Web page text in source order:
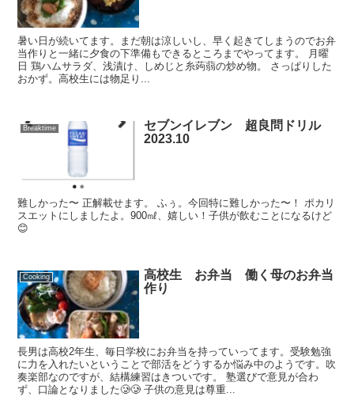
暑い日が続いてます。まだ朝は涼しいし、早く起きてしまうのでお弁
当作りと一緒に夕食の下準備もできるところまでやってます。 月曜
日 鶏ハムサラダ、浅漬け、しめじと糸蒟蒻の炒め物。 さっぱりした
おかず。高校生には物足り...
Breaktime
セブンイレブン 超良問ドリル
2023.10
難しかった〜 正解載せます。 ふぅ。今回特に難しかった〜！ ポカリ
スエットにしましたよ。900㎖、嬉しい！子供が飲むことになるけど
😊
Cooking
高校生 お弁当 働く母のお弁当
作り
長男は高校2年生、毎日学校にお弁当を持っていってます。受験勉強
に力を入れたいということで部活をどうするか悩み中のようです。吹
奏楽部なのですが、結構練習はきついです。 塾選びで意見が合わ
ず、口論となりました🥲🥲 子供の意見は尊重...